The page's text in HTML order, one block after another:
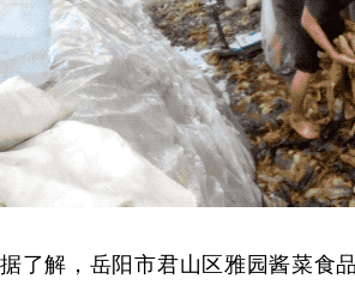
据了解，岳阳市君山区雅园酱菜食